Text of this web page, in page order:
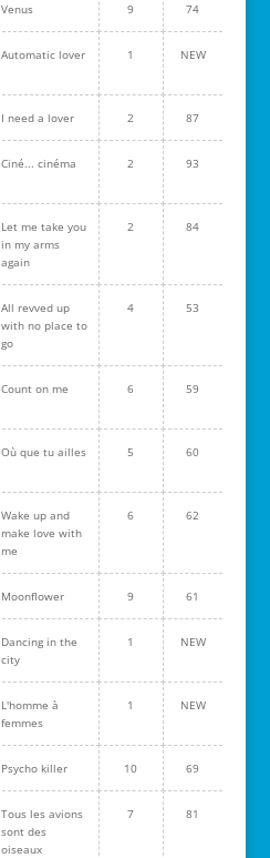
Venus 9 74
Automatic lover 1 NEW
I need a lover 2 87
Ciné... cinéma 2 93
Let me take you
in my arms
again
2 84
All revved up
with no place to
go
4 53
Count on me 6 59
Où que tu ailles 5 60
Wake up and
make love with
me
6 62
Moonflower 9 61
Dancing in the
city
1 NEW
L'homme à
femmes
1 NEW
Psycho killer 10 69
Tous les avions
sont des
oiseaux
7 81